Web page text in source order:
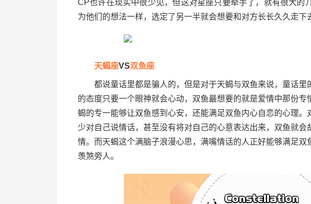
CP也许在现实中很少见，但这对星座只要牵手了，就有很大的
为他们的想法一样，选定了另一半就会想要和对方长长久久走下
天蝎座VS双鱼座
都说童话里都是骗人的，但是对于天蝎与双鱼来说，童话里
的态度只要一个眼神就会心动，双鱼最想要的就是爱情中那份
蝎的专一能够让双鱼感到心安，还能满足双鱼内心自恋的心理
少对自己说情话，甚至没有将对自己的心意表达出来，双鱼就
情。而天蝎这个满脑子浪漫心思，满嘴情话的人正好能够满足
羡煞旁人。